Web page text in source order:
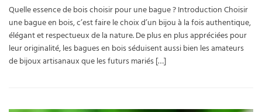
Quelle essence de bois choisir pour une bague ? Introduction Choisir
une bague en bois, c’est faire le choix d’un bijou à la fois authentique,
élégant et respectueux de la nature. De plus en plus appréciées pour
leur originalité, les bagues en bois séduisent aussi bien les amateurs
de bijoux artisanaux que les futurs mariés […]